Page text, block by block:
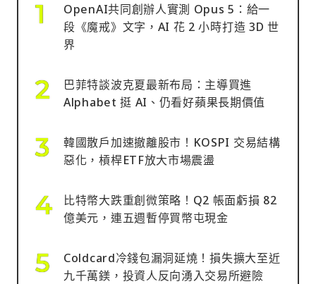
OpenAI共同創辦人實測 Opus 5：給一
段《魔戒》文字，AI 花 2 小時打造 3D 世
界
巴菲特談波克夏最新布局：主導買進
Alphabet 挺 AI、仍看好蘋果長期價值
韓國散戶加速撤離股市！KOSPI 交易結構
惡化，槓桿ETF放大市場震盪
比特幣大跌重創微策略！Q2 帳面虧損 82
億美元，連五週暫停買幣屯現金
Coldcard冷錢包漏洞延燒！損失擴大至近
九千萬鎂，投資人反向湧入交易所避險